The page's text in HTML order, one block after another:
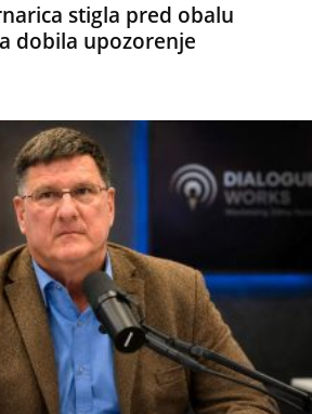
stigla pred obalu
dobila upozorenje